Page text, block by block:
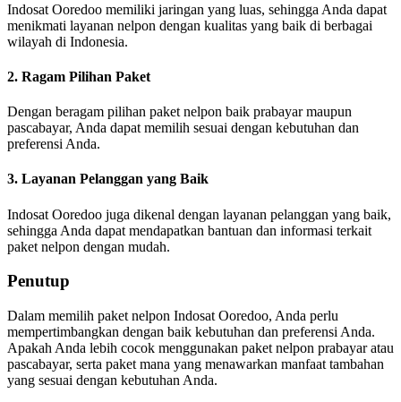
Indosat Ooredoo memiliki jaringan yang luas, sehingga Anda dapat
menikmati layanan nelpon dengan kualitas yang baik di berbagai
wilayah di Indonesia.
2. Ragam Pilihan Paket
Dengan beragam pilihan paket nelpon baik prabayar maupun
pascabayar, Anda dapat memilih sesuai dengan kebutuhan dan
preferensi Anda.
3. Layanan Pelanggan yang Baik
Indosat Ooredoo juga dikenal dengan layanan pelanggan yang baik,
sehingga Anda dapat mendapatkan bantuan dan informasi terkait
paket nelpon dengan mudah.
Penutup
Dalam memilih paket nelpon Indosat Ooredoo, Anda perlu
mempertimbangkan dengan baik kebutuhan dan preferensi Anda.
Apakah Anda lebih cocok menggunakan paket nelpon prabayar atau
pascabayar, serta paket mana yang menawarkan manfaat tambahan
yang sesuai dengan kebutuhan Anda.